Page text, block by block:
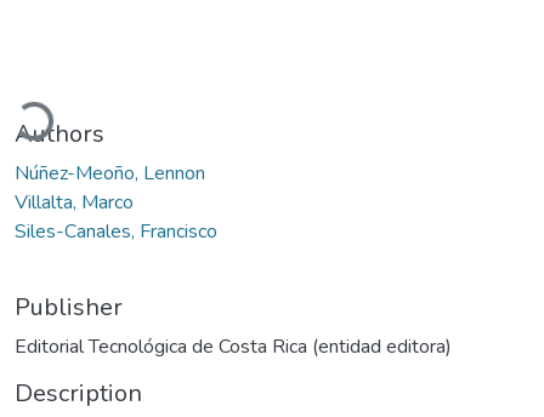
Authors
Núñez-Meoño, Lennon
Villalta, Marco
Siles-Canales, Francisco
Publisher
Editorial Tecnológica de Costa Rica (entidad editora)
Description